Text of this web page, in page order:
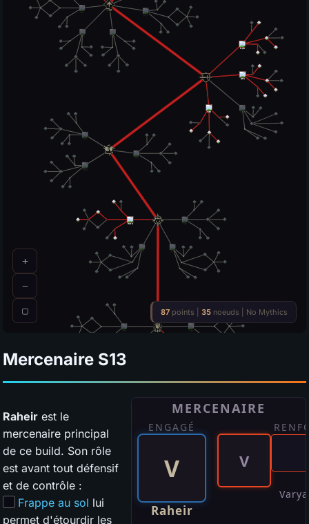
Mercenaire S13
Raheir est le
mercenaire principal
de ce build. Son rôle
est avant tout défensif
et de contrôle :
Frappe au sol lui
permet d'étourdir les